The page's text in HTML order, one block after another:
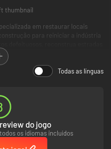
em restaurar locais
para reiniciar a indústria
clima e muito mais!
de desastres, especializada em
naturais. Diversas tarefas
enquanto você trabalha para
de detritos, substituição de
de estradas e pontes
Todas as línguas
do jogo
os idiomas incluídos